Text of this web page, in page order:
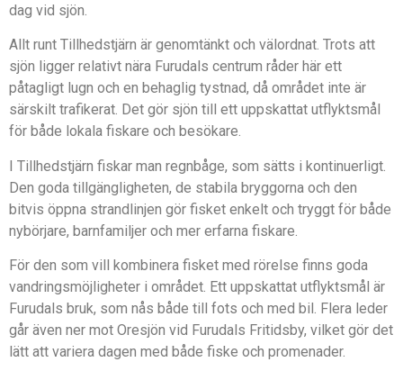
dag vid sjön.
Allt runt Tillhedstjärn är genomtänkt och välordnat. Trots att
sjön ligger relativt nära Furudals centrum råder här ett
påtagligt lugn och en behaglig tystnad, då området inte är
särskilt trafikerat. Det gör sjön till ett uppskattat utflyktsmål
för både lokala fiskare och besökare.
I Tillhedstjärn fiskar man regnbåge, som sätts i kontinuerligt.
Den goda tillgängligheten, de stabila bryggorna och den
bitvis öppna strandlinjen gör fisket enkelt och tryggt för både
nybörjare, barnfamiljer och mer erfarna fiskare.
För den som vill kombinera fisket med rörelse finns goda
vandringsmöjligheter i området. Ett uppskattat utflyktsmål är
Furudals bruk, som nås både till fots och med bil. Flera leder
går även ner mot Oresjön vid Furudals Fritidsby, vilket gör det
lätt att variera dagen med både fiske och promenader.